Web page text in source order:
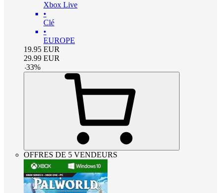
Xbox Live
•
Clé
•
EUROPE
19.95 EUR
29.99 EUR
-33%
OFFRES DE 5 VENDEURS